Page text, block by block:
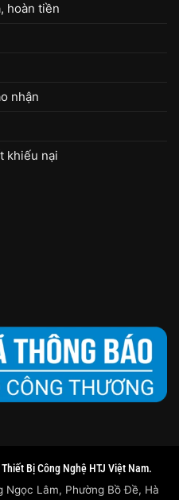
hoàn tiền
nhận
khiếu nại
Bị Công Nghệ HTJ Việt Nam.
Ngọc Lâm, Phường Bồ Đề, Hà